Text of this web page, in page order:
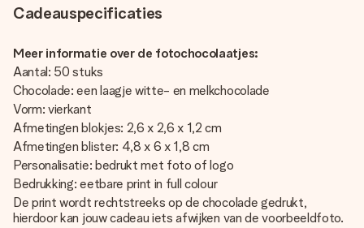
Cadeauspecificaties
Meer informatie over de fotochocolaatjes:
Aantal: 50 stuks
Chocolade: een laagje witte- en melkchocolade
Vorm: vierkant
Afmetingen blokjes: 2,6 x 2,6 x 1,2 cm
Afmetingen blister: 4,8 x 6 x 1,8 cm
Personalisatie: bedrukt met foto of logo
Bedrukking: eetbare print in full colour
De print wordt rechtstreeks op de chocolade gedrukt,
hierdoor kan jouw cadeau iets afwijken van de voorbeeldfoto.